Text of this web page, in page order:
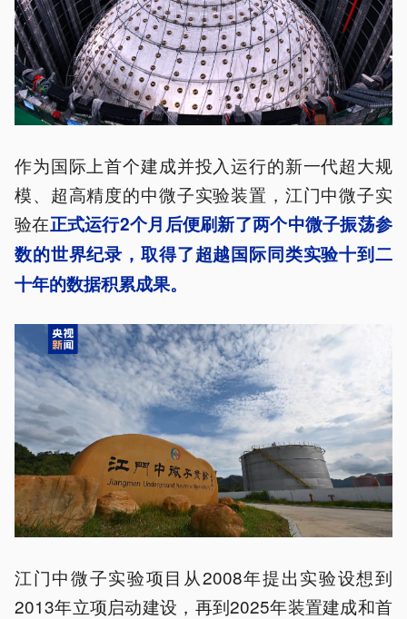
作为国际上首个建成并投入运行的新一代超大规
模、超高精度的中微子实验装置，江门中微子实
验在正式运行2个月后便刷新了两个中微子振荡参
数的世界纪录，取得了超越国际同类实验十到二
十年的数据积累成果。
江门中微子实验项目从2008年提出实验设想到
2013年立项启动建设，再到2025年装置建成和首